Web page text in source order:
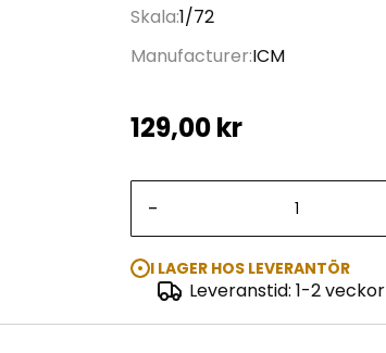
Skala1/72
Manufacturer ICM
129,00 kr
-
I LAGER HOS LEVERANTÖR
Leveranstid: 1-2 veckor